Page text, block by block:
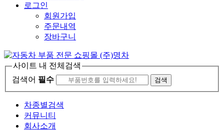
로그인
회원가입
주문내역
장바구니
사이트 내 전체검색
검색어 필수
차종별검색
커뮤니티
회사소개